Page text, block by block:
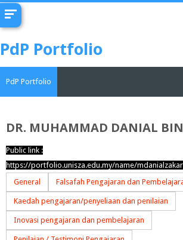
content
PdP Portfolio
PdP Portfolio
English ‎(en)‎
Search
portfolios
DR. MUHAMMAD DANIAL
Public link :
https://portfolio.unisza.edu.my/name/
General
Falsafah Pengajaran dan
Kaedah pengajaran/penyeliaan dan penilaian
Inovasi pengajaran dan pembelajaran